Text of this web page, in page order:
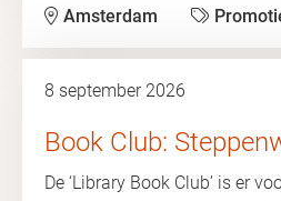
Amsterdam
8 september 2026
Book Club:
De ‘Library Book Club’ is er